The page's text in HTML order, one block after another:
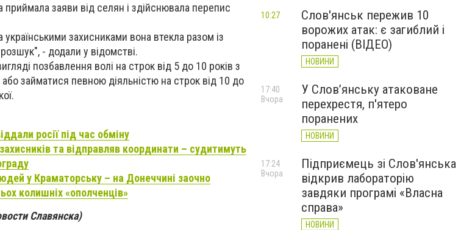
приймала заяви від селян і здійснювала перепис
захисниками вона втекла разом із
- додали у відомстві.
позбавлення волі на строк від 5 до 10 років з
займатися певною діяльністю на строк від 10 до
росії під час обміну
та відправляв координати – судитимуть
у Краматорську – на Донеччині заочно
колишніх «ополченців»
Славянска)
Слов'янськ пережив 10
ворожих атак: є загиблий і
поранені (ВІДЕО)
НОВИНИ
10:27
У Слов’янську атаковане
перехрестя, п'ятеро
поранених
НОВИНИ
17:40
Вчора
Підприємець зі Слов'янська
відкрив лабораторію
завдяки програмі «Власна
справа»
НОВИНИ
17:24
Вчора